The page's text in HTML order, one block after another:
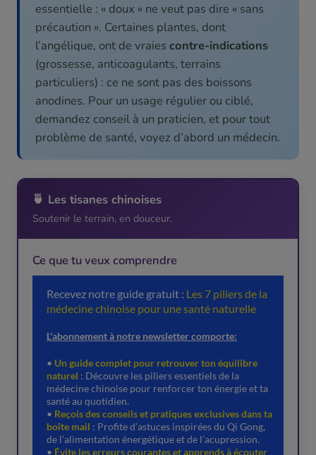
essentielle : « doux » ne veut pas dire « sans
précaution ». Certaines plantes, dont
l’angélique, ont de vraies contre-indications
(grossesse, anticoagulants, terrains
particuliers) : ce ne sont pas des boissons
anodines. Pour un usage régulier ou ciblé,
demandez conseil à un praticien, et pour tout
problème de santé, voyez d’abord un médecin.
🍵 Les tisanes chinoises
Soutenir le terrain, en douceur.
Ce que tu veux comprendre